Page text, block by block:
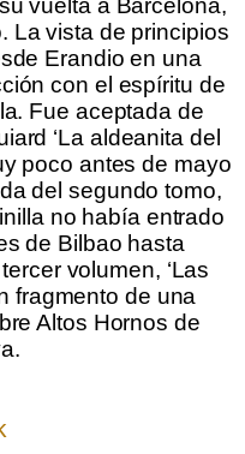
vuelta a Barcelona,
La vista de principios
Erandio en una
con el espíritu de
Fue aceptada de
‘La aldeanita del
poco antes de mayo
del segundo tomo,
no había entrado
de Bilbao hasta
volumen, ‘Las
fragmento de una
Altos Hornos de